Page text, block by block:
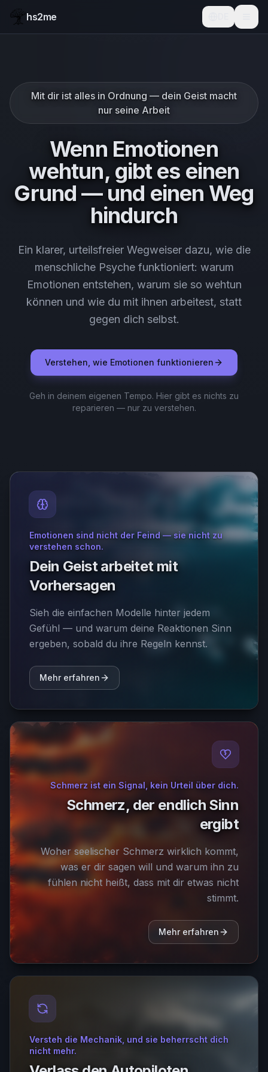
hs2me
Mit dir ist alles in Ordnung — dein Geist macht
nur seine Arbeit
Wenn Emotionen
wehtun, gibt es einen
Grund — und einen Weg
hindurch
Ein klarer, urteilsfreier Wegweiser dazu, wie die
menschliche Psyche funktioniert: warum
Emotionen entstehen, warum sie so wehtun
können und wie du mit ihnen arbeitest, statt
gegen dich selbst.
Verstehen, wie Emotionen funktionieren
Geh in deinem eigenen Tempo. Hier gibt es nichts zu
reparieren — nur zu verstehen.
Emotionen sind nicht der Feind — sie nicht zu
verstehen schon.
Dein Geist arbeitet mit
Vorhersagen
Sieh die einfachen Modelle hinter jedem
Gefühl — und warum deine Reaktionen Sinn
ergeben, sobald du ihre Regeln kennst.
Mehr erfahren
Schmerz ist ein Signal, kein Urteil über dich.
Schmerz, der endlich Sinn
ergibt
Woher seelischer Schmerz wirklich kommt,
was er dir sagen will und warum ihn zu
fühlen nicht heißt, dass mit dir etwas nicht
stimmt.
Mehr erfahren
Versteh die Mechanik, und sie beherrscht dich
nicht mehr.